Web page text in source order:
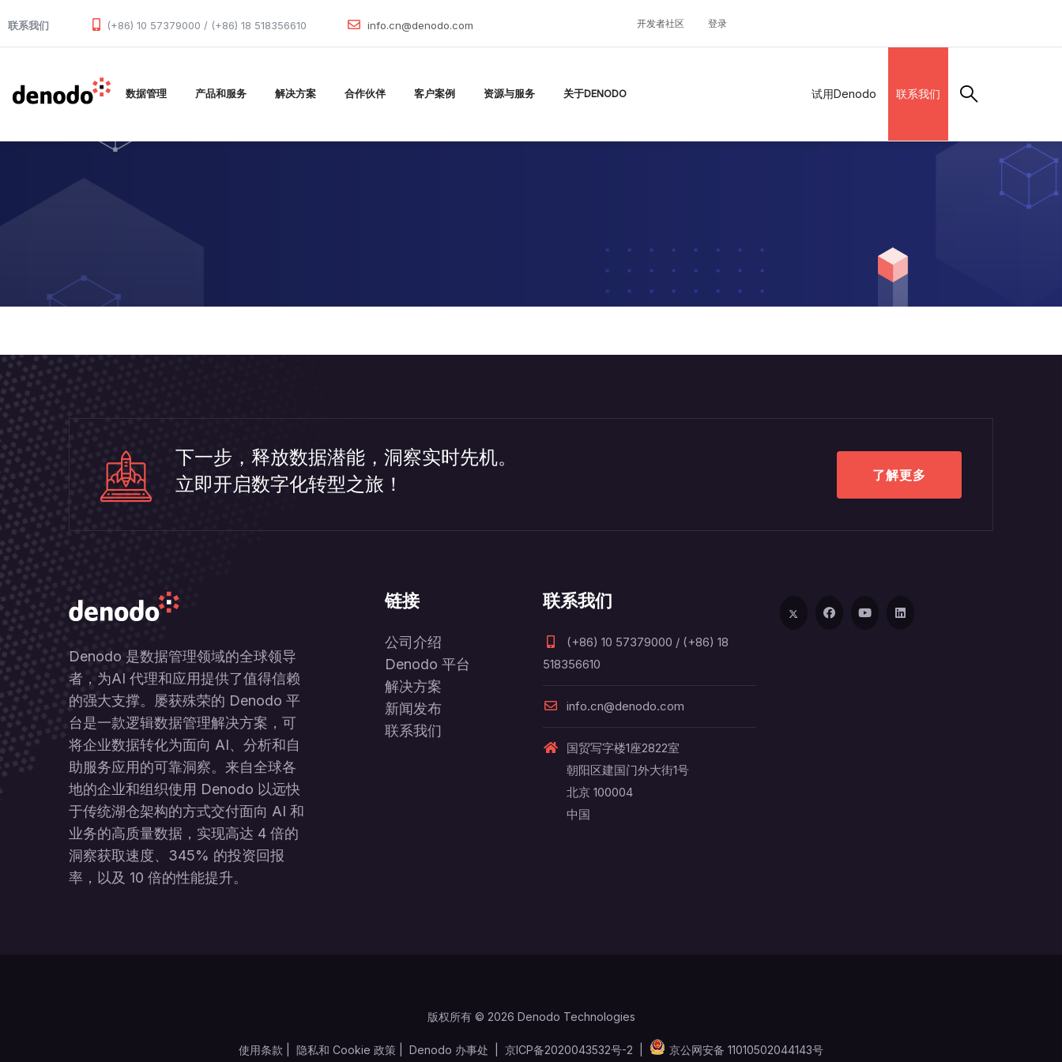
联系我们 (+86) 10 57379000 / (+86) 18 518356610 info.cn@denodo.com 开发者社区 登录
数据管理 产品和服务 解决方案 合作伙伴 客户案例 资源与服务 关于DENODO 试用Denodo 联系我们
下一步，释放数据潜能，洞察实时先机。
立即开启数字化转型之旅！
了解更多
Denodo 是数据管理领域的全球领导
者，为AI 代理和应用提供了值得信赖
的强大支撑。屡获殊荣的 Denodo 平
台是一款逻辑数据管理解决方案，可
将企业数据转化为面向 AI、分析和自
助服务应用的可靠洞察。来自全球各
地的企业和组织使用 Denodo 以远快
于传统湖仓架构的方式交付面向 AI 和
业务的高质量数据，实现高达 4 倍的
洞察获取速度、345% 的投资回报
率，以及 10 倍的性能提升。
链接
公司介绍
Denodo 平台
解决方案
新闻发布
联系我们
联系我们
(+86) 10 57379000 / (+86) 18
518356610
info.cn@denodo.com
国贸写字楼1座2822室
朝阳区建国门外大街1号
北京 100004
中国
版权所有 © 2026 Denodo Technologies
使用条款 隐私和 Cookie 政策 Denodo 办事处 京ICP备2020043532号-2 京公网安备 11010502044143号